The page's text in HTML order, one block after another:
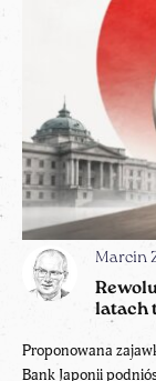
Marcin
latach
Proponowana
Bank Japonii